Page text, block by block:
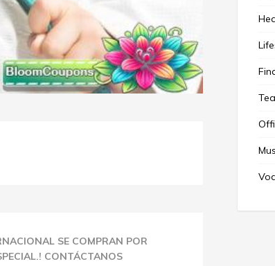
SE COMPRAN POR
CONTÁCTANOS